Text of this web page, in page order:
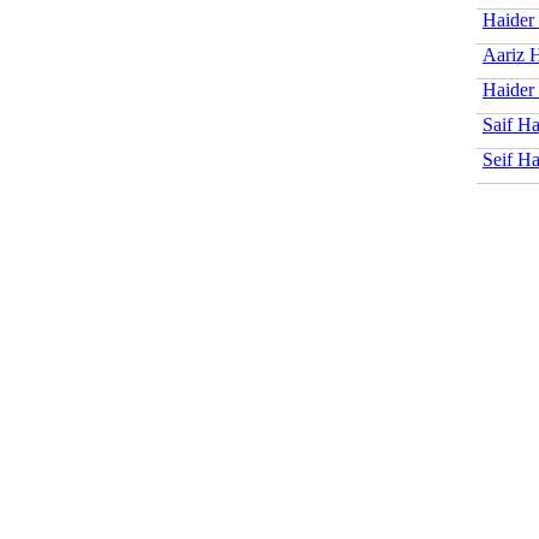
Aariz
Haider
Saif
Seif